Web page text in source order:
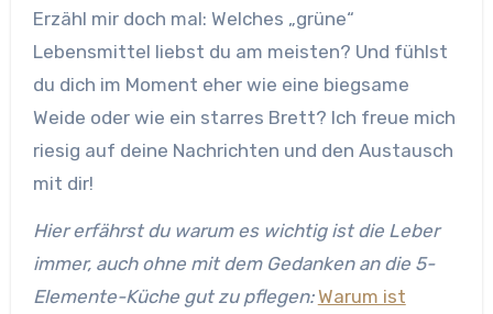
Erzähl mir doch mal: Welches „grüne“
Lebensmittel liebst du am meisten? Und fühlst
du dich im Moment eher wie eine biegsame
Weide oder wie ein starres Brett? Ich freue mich
riesig auf deine Nachrichten und den Austausch
mit dir!
Hier erfährst du warum es wichtig ist die Leber
immer, auch ohne mit dem Gedanken an die 5-
Elemente-Küche gut zu pflegen: Warum ist